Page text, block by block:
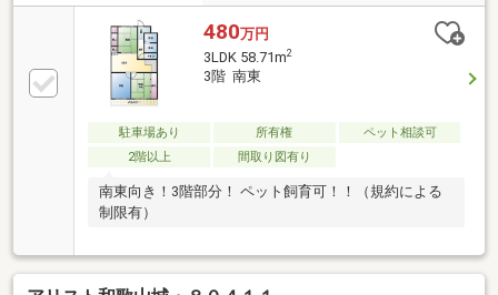
480万円
3LDK 58.71m2
3階 南東
駐車場あり 所有権
ペット相談可
2階以上
間取り図有り
南東向き！3階部分！ ペット飼育可！！（規約による
制限有）